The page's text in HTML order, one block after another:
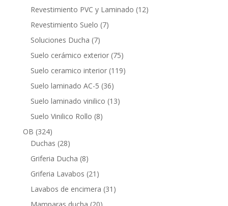
productos
Revestimiento PVC y Laminado 1212
Revestimiento Suelo 77
Soluciones Ducha 77
productos
Suelo cerámico exterior 7575
productos
Suelo ceramico interior 119119
Suelo laminado AC-5 3636
productos
Suelo laminado vinilico 1313
Suelo Vinilico Rollo 88
OB 324324
productos
Duchas 2828
productos
Griferia Ducha 88
productos
Griferia Lavabos 21 21
productos
Lavabos de encimera 31 31
20